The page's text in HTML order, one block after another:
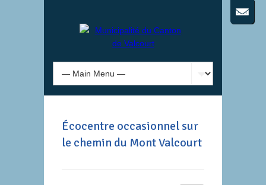
Écocentre occasionnel sur
le chemin du Mont Valcourt